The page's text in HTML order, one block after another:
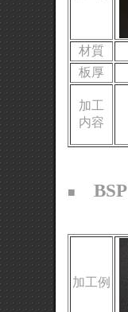
材質
板厚
加工
内容
■ BSP
加工例